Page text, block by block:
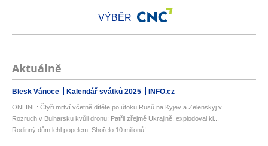
VÝBĚR
Aktuálně
Blesk Vánoce Kalendář svátků 2025 INFO.cz
ONLINE: Čtyři mrtví včetně dítěte po útoku Rusů na Kyjev a Zelenskyj v...
Rozruch v Bulharsku kvůli dronu: Patřil zřejmě Ukrajině, explodoval ki...
Rodinný dům lehl popelem: Shořelo 10 milionů!